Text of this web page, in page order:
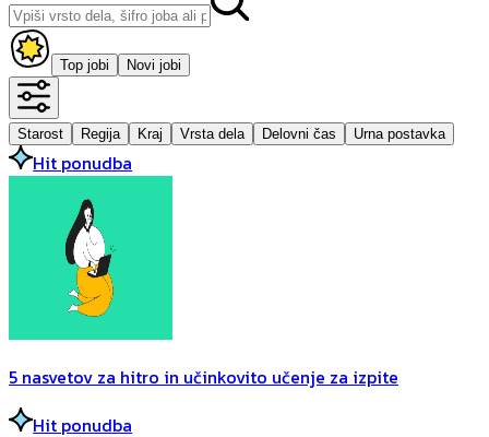
Top jobi Novi jobi
Starost Regija Kraj Vrsta dela Delovni čas Urna postavka
Hit ponudba
5 nasvetov za hitro in učinkovito učenje za izpite
Hit ponudba